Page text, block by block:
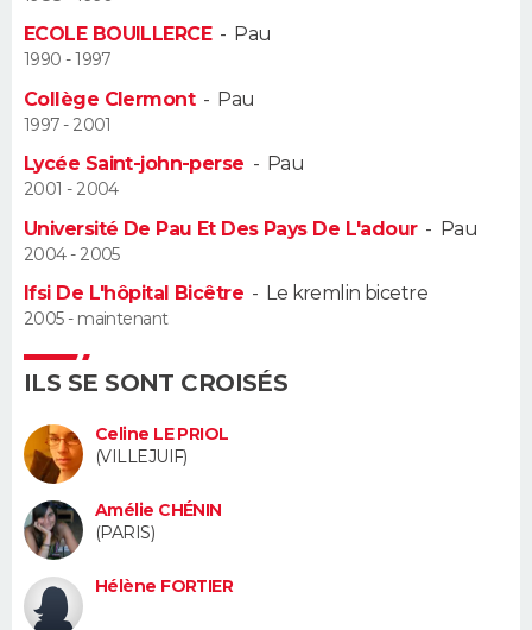
Alimentation
Guide de la santé
Maladies
Médicaments
Sommeil
VOYAGE
Destinations
City break
Voyage nature
Voyage de noces
Forum
Climat
+
PHOTO
GUIDES D'ACHAT
BONS PLANS
Carte de Noël
Carte Bonne année
Carte Saint-Valentin
Carte Pâques
Carte d'anniversaire
Dictionnaire
Biographies
Citations
Expressions
Proverbes
PROGRAMME TV
COPAINS D'AVANT
S'inscrire
Se connecter
Lycées
Collèges
Primaires
Universités
Entreprises
Service militaire
Avis de recherche
AVIS DE DÉCÈS
FORUM
Bricolage
Lifestyle
Culture
Sport
Auto
Television
Voyage
Cinema
ECOLE BOUILLERCE- Pau
1990 - 1997
Collège Clermont- Pau
1997 - 2001
Lycée Saint-john-perse - Pau
2001 - 2004
Université De Pau Et Des Pays De L'adour- Pau
2004 - 2005
Ifsi De L'hôpital Bicêtre - Le kremlin bicetre
2005 - maintenant
ILS SE SONT CROISÉS
Celine LE PRIOL
(VILLEJUIF)
Amélie CHÉNIN
(PARIS)
Hélène FORTIER